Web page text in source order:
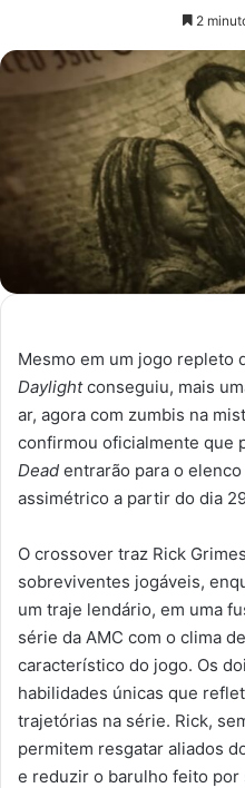
2
Mesmo em um jogo repleto
Daylightconseguiu, mais
ar, agora com zumbis na
confirmou oficialmente que
Dead entrarão para o
assimétrico a partir do dia
O crossover traz Rick
sobreviventes jogáveis,
um traje lendário, em uma
série da AMC com o clima
característico do jogo. Os
habilidades únicas que
trajetórias na série. Rick,
permitem resgatar aliados
e reduzir o barulho feito